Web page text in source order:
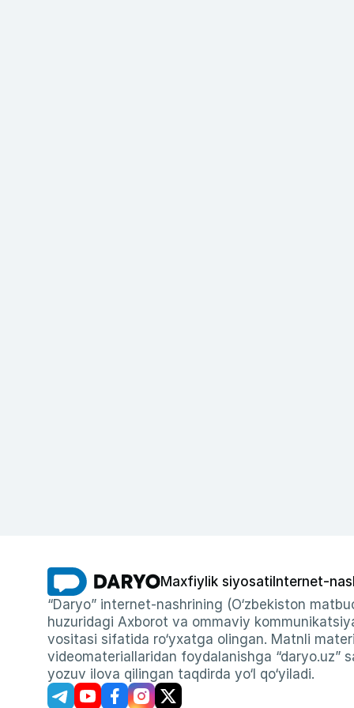
Maxfiylik siyosati Internet-
“Daryo” internet-nashrining (O‘zbekiston
huzuridagi Axborot va ommaviy
vositasi sifatida ro‘yxatga olingan. Matnli
videomateriallaridan foydalanishga “daryo.uz”
yozuv ilova qilingan taqdirda yo‘l qo‘yiladi.